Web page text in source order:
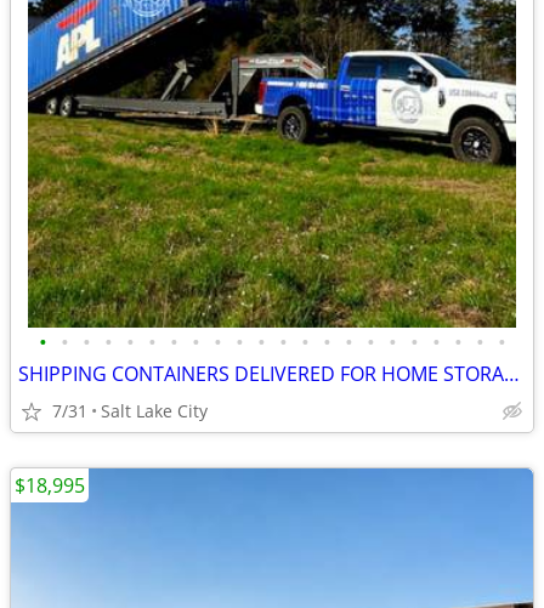
• • • • • • • • • • • • • • • • • • • • • •
SHIPPING CONTAINERS DELIVERED FOR HOME STORAGE 385-534-4945
7/31 Salt Lake City
$18,995